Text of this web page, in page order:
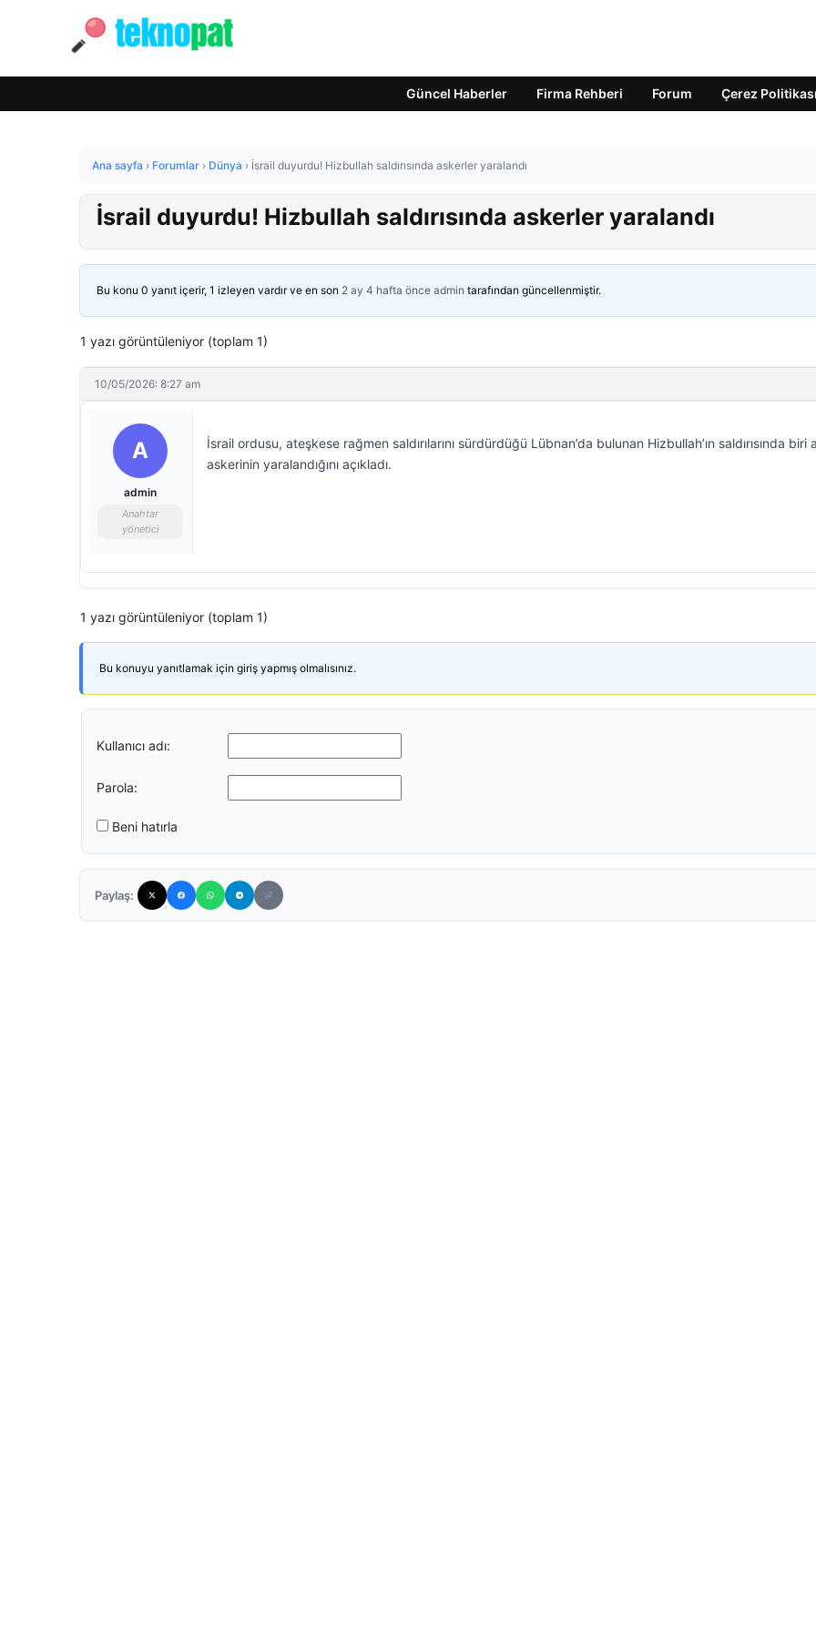
Güncel Haberler Firma Rehberi Forum Çerez Politikası
Ana sayfa › Forumlar › Dünya › İsrail duyurdu! Hizbullah saldırısında askerler yaralandı
İsrail duyurdu! Hizbullah saldırısında askerler yaralandı
Bu konu 0 yanıt içerir, 1 izleyen vardır ve en son 2 ay 4 hafta önce admin tarafından güncellenmiştir.
1 yazı görüntüleniyor (toplam 1)
10/05/2026: 8:27 am
A
admin
Anahtar
yönetici
İsrail ordusu, ateşkese rağmen saldırılarını sürdürdüğü Lübnan’da bulunan Hizbullah’ın saldırısında biri
askerinin yaralandığını açıkladı.
1 yazı görüntüleniyor (toplam 1)
Bu konuyu yanıtlamak için giriş yapmış olmalısınız.
Kullanıcı adı:
Parola:
Beni hatırla
Paylaş: